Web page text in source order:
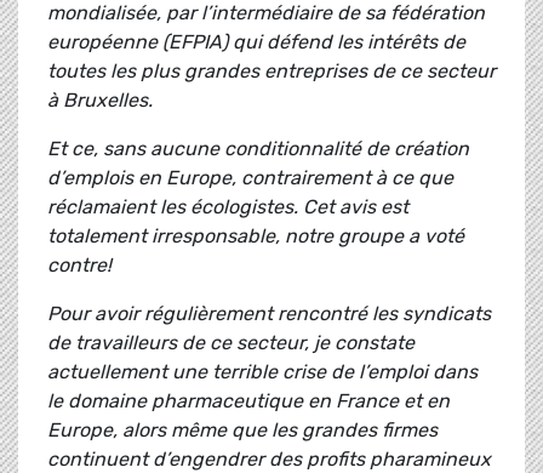
mondialisée, par l’intermédiaire de sa fédération
européenne (EFPIA) qui défend les intérêts de
toutes les plus grandes entreprises de ce secteur
à Bruxelles.
Et ce, sans aucune conditionnalité de création
d’emplois en Europe, contrairement à ce que
réclamaient les écologistes. Cet avis est
totalement irresponsable, notre groupe a voté
contre!
Pour avoir régulièrement rencontré les syndicats
de travailleurs de ce secteur, je constate
actuellement une terrible crise de l’emploi dans
le domaine pharmaceutique en France et en
Europe, alors même que les grandes firmes
continuent d’engendrer des profits pharamineux